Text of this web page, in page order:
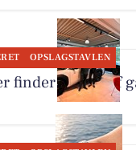
OPSLAGSTAVLEN
finder vinder af